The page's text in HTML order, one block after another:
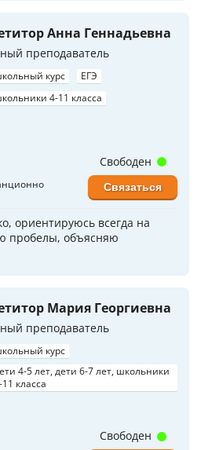
Анна Геннадьевна
преподаватель
курс
ЕГЭ
4-11 класса
ориентируюсь всегда на
пробелы, объясняю
Свободен
Связаться
Мария Георгиевна
преподаватель
курс
4-5 лет, дети 6-7 лет, школьники
11 класса
Свободен